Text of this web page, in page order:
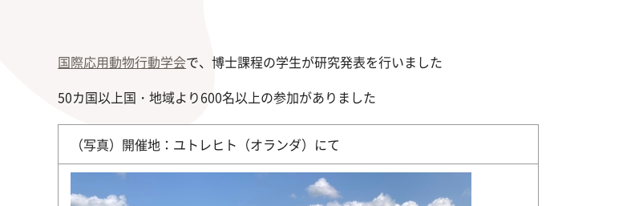
旧課程・コースはこちら
国際応用動物行動学会で、博士課程の学生が研究発表を行いました
50カ国以上国・地域より600名以上の参加がありました
（写真）開催地：ユトレヒト（オランダ）にて